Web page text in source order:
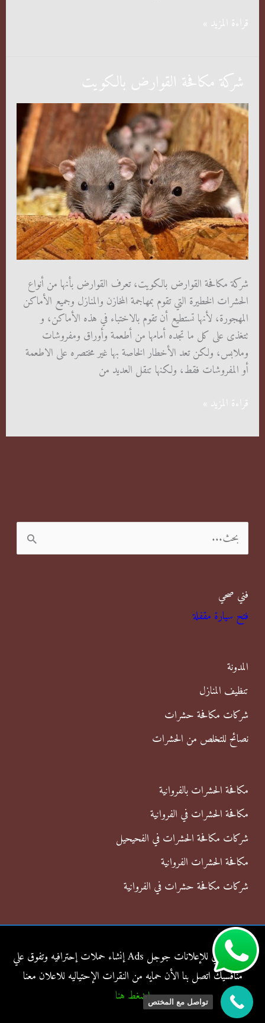
شركة
قراءة المزيد »
شركة مكافحة القوارض بالكويت
شركة مكافحة القوارض بالكويت، تعرف القوارض بأنها من أنواع
الحشرات الخطيرة التي تقوم بمهاجمة المخازن والمنازل وجميع الأماكن
المهجورة، لأنها تستطيع أن تقوم بالاختباء في هذه الأماكن، و
تتغذى على كل ما تجده أمامها من أطعمة وأوراق ومفروشات
وملابس، ولكن تعد الأخطار الخاصة بها غير مختصره على الاطعمة
أو المفروشات فقط، ولكنها تنقل العديد من
شركة
القوارض
قراءة المزيد »
ل
ح
ث
ن
فني صحي
فتح سيارة مقفلة
المدونة
تنظيف المنازل
شركات مكافحة حشرات
نصائح للتخلص من الحشرات
مكافحة الحشرات بالفروانية
مكافحة الحشرات في الفروانية
شركات مكافحة الحشرات في الفحيحيل
مكافحة الحشرات الفروانية
شركات مكافحة حشرات في الفروانية
شركة الناجي للإعلانات جوجل Ads إنشاء حملات إحترافيه وتفوق علي
منافسيك اتصل بنا الأن حمايه من النقرات الإحتياليه للاعلان معنا
اضغط هناتواصل مع المختص